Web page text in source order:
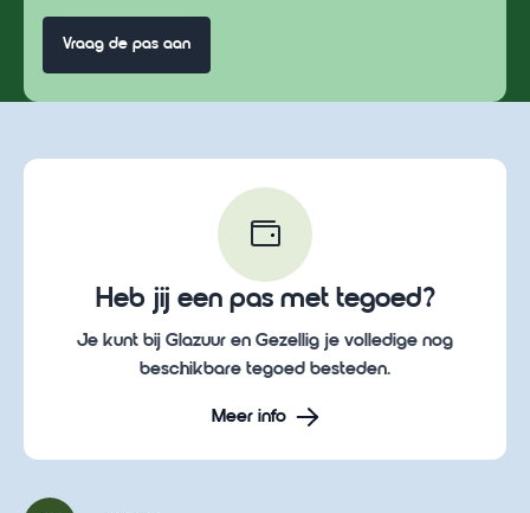
Vraag de pas aan
Heb jij een pas met tegoed?
Je kunt bij Glazuur en Gezellig je volledige nog
beschikbare tegoed besteden.
Meer info